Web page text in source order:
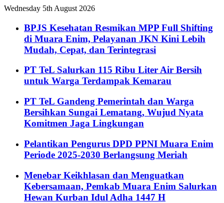
Wednesday 5th August 2026
BPJS Kesehatan Resmikan MPP Full Shifting
di Muara Enim, Pelayanan JKN Kini Lebih
Mudah, Cepat, dan Terintegrasi
PT TeL Salurkan 115 Ribu Liter Air Bersih
untuk Warga Terdampak Kemarau
PT TeL Gandeng Pemerintah dan Warga
Bersihkan Sungai Lematang, Wujud Nyata
Komitmen Jaga Lingkungan
Pelantikan Pengurus DPD PPNI Muara Enim
Periode 2025-2030 Berlangsung Meriah
Menebar Keikhlasan dan Menguatkan
Kebersamaan, Pemkab Muara Enim Salurkan
Hewan Kurban Idul Adha 1447 H